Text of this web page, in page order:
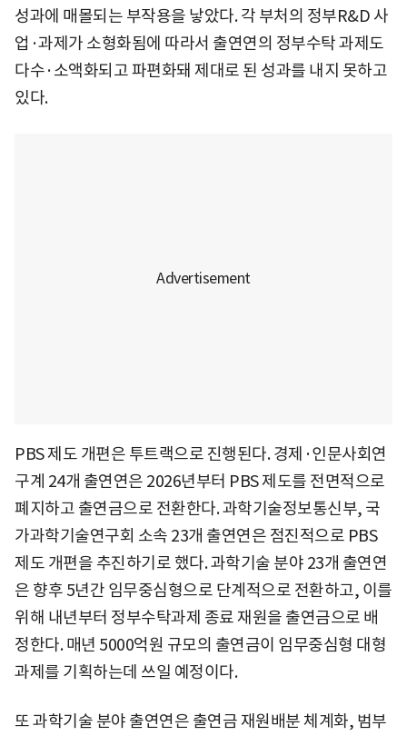
성과에 매몰되는 부작용을 낳았다. 각 부처의 정부R&D 사
업·과제가 소형화됨에 따라서 출연연의 정부수탁 과제도
다수·소액화되고 파편화돼 제대로 된 성과를 내지 못하고
있다.
PBS 제도 개편은 투트랙으로 진행된다. 경제·인문사회연
구계 24개 출연연은 2026년부터 PBS 제도를 전면적으로
폐지하고 출연금으로 전환한다. 과학기술정보통신부, 국
가과학기술연구회 소속 23개 출연연은 점진적으로 PBS
제도 개편을 추진하기로 했다. 과학기술 분야 23개 출연연
은 향후 5년간 임무중심형으로 단계적으로 전환하고, 이를
위해 내년부터 정부수탁과제 종료 재원을 출연금으로 배
정한다. 매년 5000억원 규모의 출연금이 임무중심형 대형
과제를 기획하는데 쓰일 예정이다.
또 과학기술 분야 출연연은 출연금 재원배분 체계화, 범부